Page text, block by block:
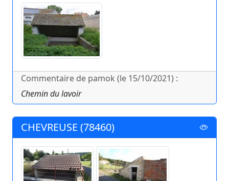
Commentaire de pamok (le 15/10/2021) :
Chemin du lavoir
CHEVREUSE (78460)